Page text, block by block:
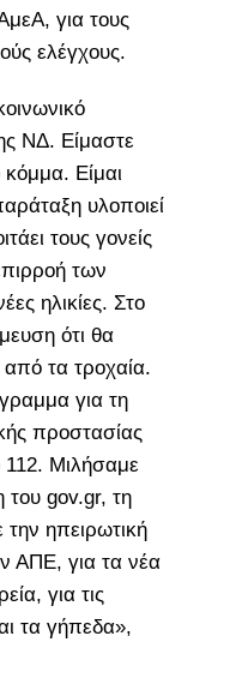
για τους
ελέγχους.
ΝΔ. Είμαστε
κόμμα. Είμαι
υλοποιεί
τους γονείς
των
ηλικίες. Στο
ότι θα
τα τροχαία.
για τη
προστασίας
112. Μιλήσαμε
του gov.gr, τη
ηπειρωτική
ΑΠΕ, για τα νέα
για τις
τα γήπεδα»,